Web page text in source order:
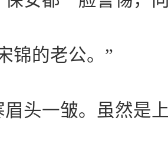
锦的老公。”
眉头一皱。虽然是